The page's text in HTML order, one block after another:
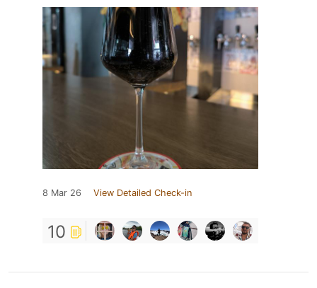
8 Mar 26 View Detailed Check-in
10